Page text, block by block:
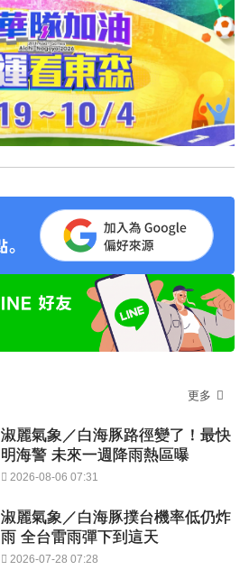
更多
淑麗氣象／白海豚路徑變了！最快
明海警 未來一週降雨熱區曝
2026-08-06 07:31
淑麗氣象／白海豚撲台機率低仍炸
雨 全台雷雨彈下到這天
2026-07-28 07:28